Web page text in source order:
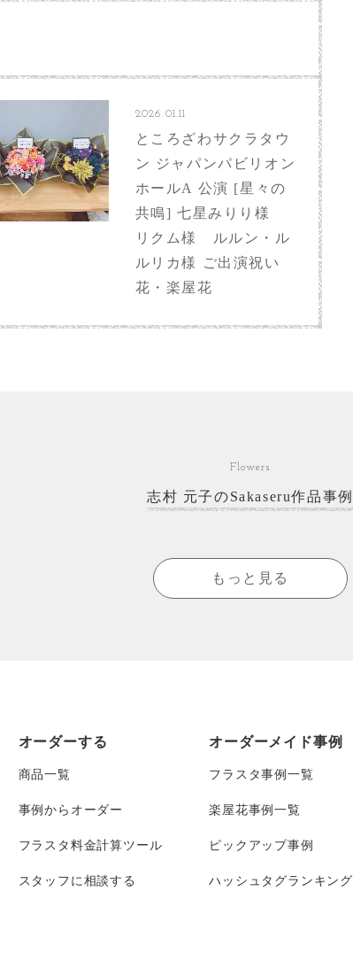
2026.01.11
ところざわサクラタウ
ン ジャパンパビリオン
ホールA 公演 [星々の
共鳴] 七星みりり様
リクム様 ルルン・ル
ルリカ様 ご出演祝い
花・楽屋花
Flowers
志村 元子のSakaseru作品事例
もっと見る
オーダーする
商品一覧
事例からオーダー
フラスタ料金計算ツール
スタッフに相談する
オーダーメイド事例
フラスタ事例一覧
楽屋花事例一覧
ピックアップ事例
ハッシュタグランキング